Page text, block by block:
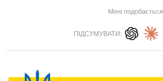
Мені подобається
ПІДСУМУВАТИ: